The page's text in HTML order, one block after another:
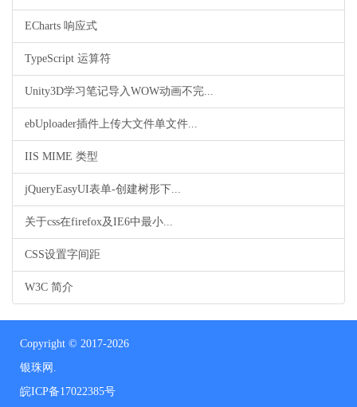
ECharts 响应式
TypeScript 运算符
Unity3D学习笔记导入WOW动画不完...
ebUploader插件上传大文件单文件...
IIS MIME 类型
jQueryEasyUI表单-创建树形下...
关于css在firefox及IE6中最小...
CSS设置字间距
W3C 简介
Copyright © 2017-2026
银珠网.
皖ICP备17022385号